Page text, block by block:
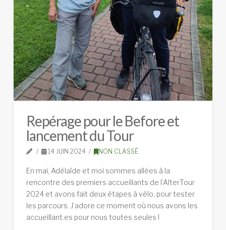
Repérage pour le Before et
lancement du Tour
14 JUIN 2024 NON CLASSÉ
En mai, Adélaïde et moi sommes allées à la
rencontre des premiers accueillants de l’AlterTour
2024 et avons fait deux étapes à vélo, pour tester
les parcours. J’adore ce moment où nous avons les
accueillant.es pour nous toutes seules !